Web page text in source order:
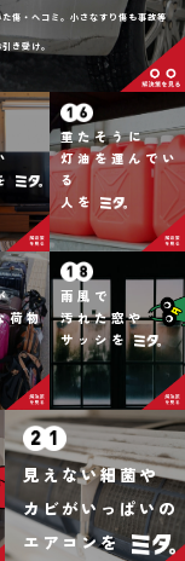
傷・ヘコミ。小さなすり傷も事故等
き受け。
重たそうに
灯油を運んでい
る
人を
荷物
雨風で
汚れた窓や
サッシを
見えない細菌や
カビがいっぱいの
エアコンを